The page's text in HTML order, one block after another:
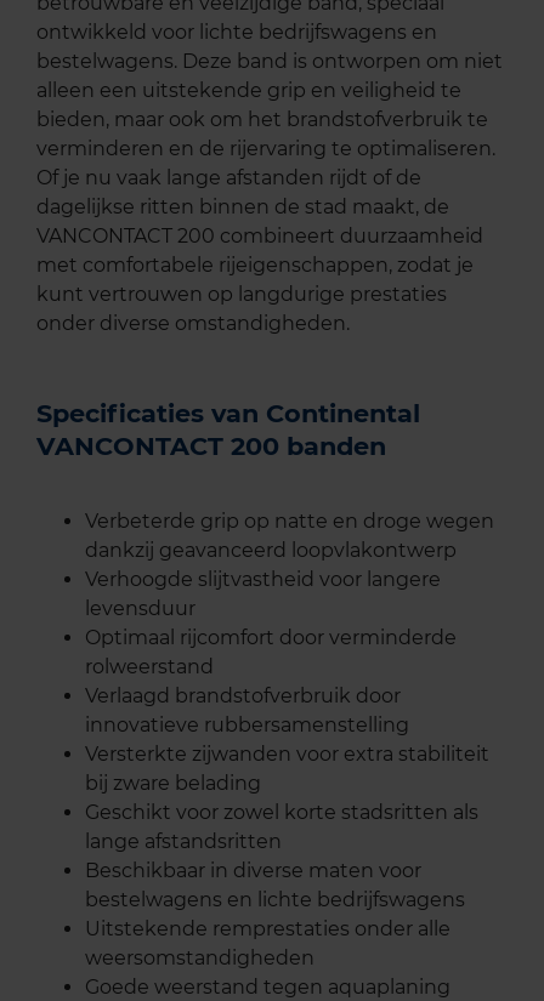
ontwikkeld voor lichte bedrijfswagens en
bestelwagens. Deze band is ontworpen om niet
alleen een uitstekende grip en veiligheid te
bieden, maar ook om het brandstofverbruik te
verminderen en de rijervaring te optimaliseren.
Of je nu vaak lange afstanden rijdt of de
dagelijkse ritten binnen de stad maakt, de
VANCONTACT 200 combineert duurzaamheid
met comfortabele rijeigenschappen, zodat je
kunt vertrouwen op langdurige prestaties
onder diverse omstandigheden.
Specificaties van Continental
VANCONTACT 200 banden
Verbeterde grip op natte en droge wegen
dankzij geavanceerd loopvlakontwerp
Verhoogde slijtvastheid voor langere
levensduur
Optimaal rijcomfort door verminderde
rolweerstand
Verlaagd brandstofverbruik door
innovatieve rubbersamenstelling
Versterkte zijwanden voor extra stabiliteit
bij zware belading
Geschikt voor zowel korte stadsritten als
lange afstandsritten
Beschikbaar in diverse maten voor
bestelwagens en lichte bedrijfswagens
Uitstekende remprestaties onder alle
weersomstandigheden
Goede weerstand tegen aquaplaning